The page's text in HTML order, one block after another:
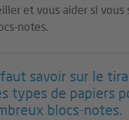
et vous aider si vous
notes.
savoir sur le
types de papiers
blocs-notes.